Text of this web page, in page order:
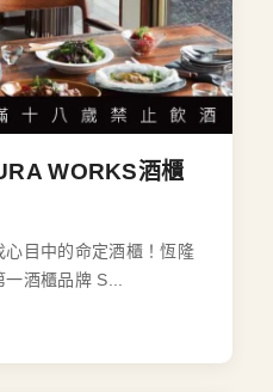
WORKS酒櫃
目中的命定酒櫃！恆隆
酒櫃品牌 S...